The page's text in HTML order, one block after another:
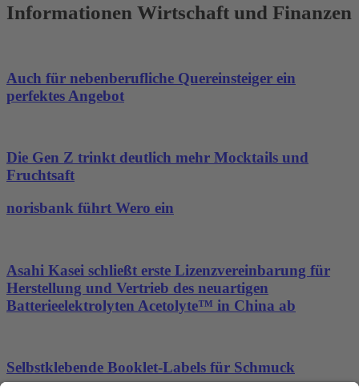
Informationen Wirtschaft und Finanzen
Auch für nebenberufliche Quereinsteiger ein
perfektes Angebot
Die Gen Z trinkt deutlich mehr Mocktails und
Fruchtsaft
norisbank führt Wero ein
Asahi Kasei schließt erste Lizenzvereinbarung für
Herstellung und Vertrieb des neuartigen
Batterieelektrolyten Acetolyte™ in China ab
Selbstklebende Booklet-Labels für Schmuck